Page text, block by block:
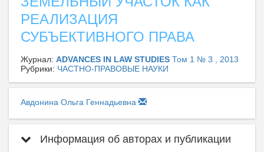
РЕАЛИЗАЦИЯ
СУБЪЕКТИВНОГО ПРАВА
Журнал: ADVANCES IN LAW STUDIES Том 1 № 3 , 2013
Рубрики: ЧАСТНО-ПРАВОВЫЕ НАУКИ
Авдонина Ольга Геннадьевна
Информация об авторах и публикации